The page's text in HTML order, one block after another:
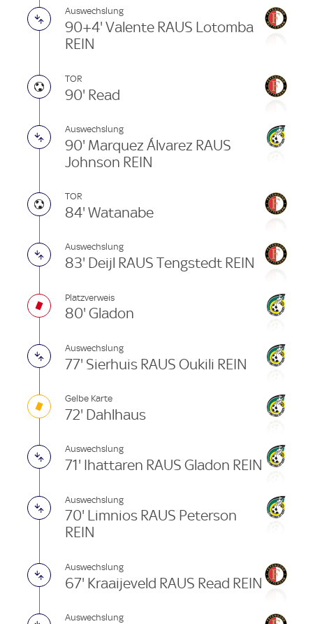
Auswechslung
90+4' Valente RAUS Lotomba
REIN
TOR
90' Read
Auswechslung
90' Marquez Álvarez RAUS
Johnson REIN
TOR
84' Watanabe
Auswechslung
83' Deijl RAUS Tengstedt REIN
Platzverweis
80' Gladon
Auswechslung
77' Sierhuis RAUS Oukili REIN
Gelbe Karte
72' Dahlhaus
Auswechslung
71' Ihattaren RAUS Gladon REIN
Auswechslung
70' Limnios RAUS Peterson
REIN
Auswechslung
67' Kraaijeveld RAUS Read REIN
Auswechslung